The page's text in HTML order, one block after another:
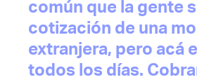
común que la gente
cotización de una
extranjera, pero acá
todos los días.